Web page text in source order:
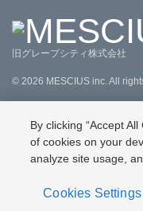
旧グレープシティ株式会社
© 2026 MESCIUS inc. All
プライバシーポリシー
By clicking “Accept
of cookies on your
analyze site usage,
Cookies Settings